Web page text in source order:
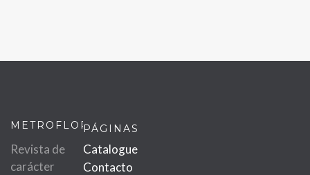
METROFLOR
Revista de
carácter
PÁGINAS
Catalogue
Contacto